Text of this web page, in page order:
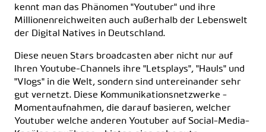
kennt man das Phänomen "Youtuber" und ihre
Millionenreichweiten auch außerhalb der Lebenswelt
der Digital Natives in Deutschland.
Diese neuen Stars broadcasten aber nicht nur auf
Ihren Youtube-Channels ihre "Letsplays", "Hauls" und
"Vlogs" in die Welt, sondern sind untereinander sehr
gut vernetzt. Diese Kommunikationsnetzwerke -
Momentaufnahmen, die darauf basieren, welcher
Youtuber welche anderen Youtuber auf Social-Media-